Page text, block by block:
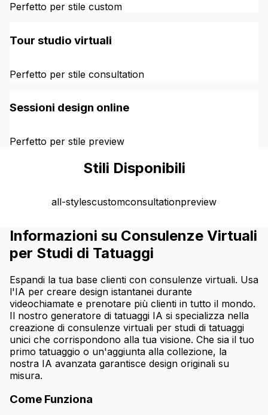
Perfetto per stile custom
Tour studio virtuali
Perfetto per stile consultation
Sessioni design online
Perfetto per stile preview
Stili Disponibili
all-stylescustomconsultationpreview
Informazioni su Consulenze Virtuali
per Studi di Tatuaggi
Espandi la tua base clienti con consulenze virtuali. Usa
l'IA per creare design istantanei durante
videochiamate e prenotare più clienti in tutto il mondo.
Il nostro generatore di tatuaggi IA si specializza nella
creazione di consulenze virtuali per studi di tatuaggi
unici che corrispondono alla tua visione. Che sia il tuo
primo tatuaggio o un'aggiunta alla collezione, la
nostra IA avanzata garantisce design originali su
misura.
Come Funziona